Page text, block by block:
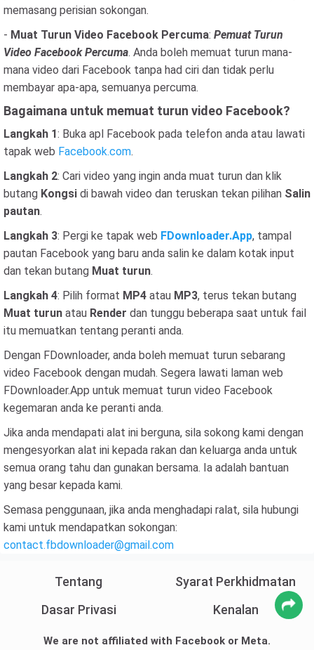
memasang perisian sokongan.
- Muat Turun Video Facebook Percuma: Pemuat Turun
Video Facebook Percuma. Anda boleh memuat turun mana-
mana video dari Facebook tanpa had ciri dan tidak perlu
membayar apa-apa, semuanya percuma.
Bagaimana untuk memuat turun video Facebook?
Langkah 1: Buka apl Facebook pada telefon anda atau lawati
tapak web Facebook.com.
Langkah 2: Cari video yang ingin anda muat turun dan klik
butang Kongsi di bawah video dan teruskan tekan pilihan Salin
pautan.
Langkah 3: Pergi ke tapak web FDownloader.App, tampal
pautan Facebook yang baru anda salin ke dalam kotak input
dan tekan butang Muat turun.
Langkah 4: Pilih format MP4 atau MP3, terus tekan butang
Muat turun atau Render dan tunggu beberapa saat untuk fail
itu memuatkan tentang peranti anda.
Dengan FDownloader, anda boleh memuat turun sebarang
video Facebook dengan mudah. Segera lawati laman web
FDownloader.App untuk memuat turun video Facebook
kegemaran anda ke peranti anda.
Jika anda mendapati alat ini berguna, sila sokong kami dengan
mengesyorkan alat ini kepada rakan dan keluarga anda untuk
semua orang tahu dan gunakan bersama. Ia adalah bantuan
yang besar kepada kami.
Semasa penggunaan, jika anda menghadapi ralat, sila hubungi
kami untuk mendapatkan sokongan:
contact.fbdownloader@gmail.com
Tentang
Syarat Perkhidmatan
Dasar Privasi
Kenalan
We are not affiliated with Facebook or Meta.